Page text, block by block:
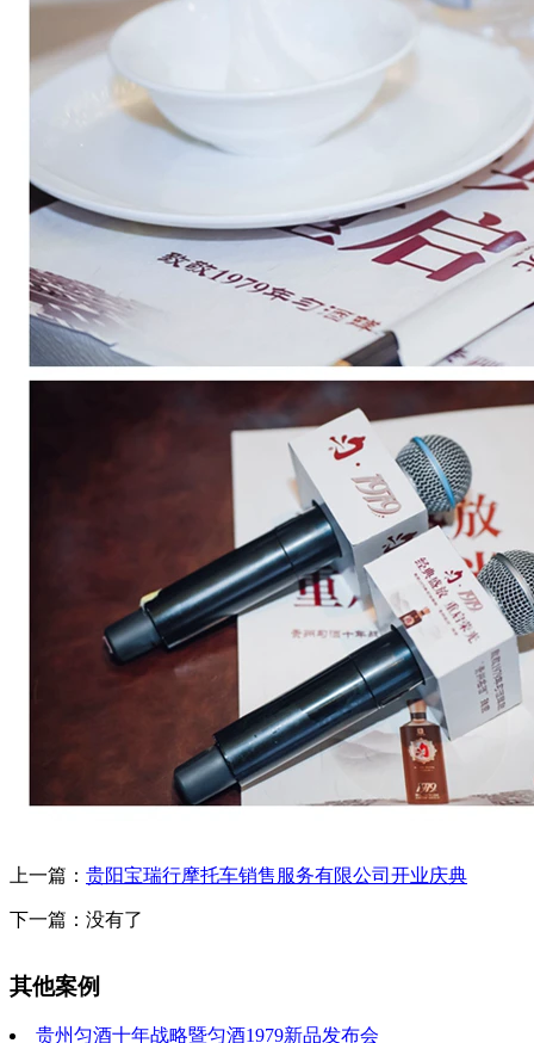
上一篇： 贵阳宝瑞行摩托车销售服务有限公司开业庆典
下一篇：没有了
其他案例
贵州匀酒十年战略暨匀酒1979新品发布会